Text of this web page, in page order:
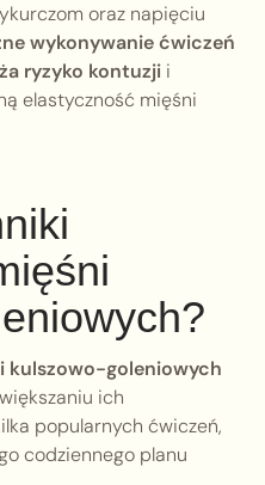
oraz napięciu
wykonywanie ćwiczeń
ryzyko kontuzji i
elastyczność mięśni
kulszowo-goleniowych
ich
popularnych ćwiczeń,
codziennego planu